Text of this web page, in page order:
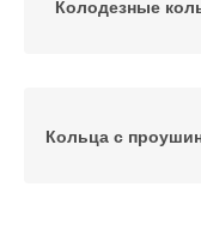
Колодезные
Кольца с